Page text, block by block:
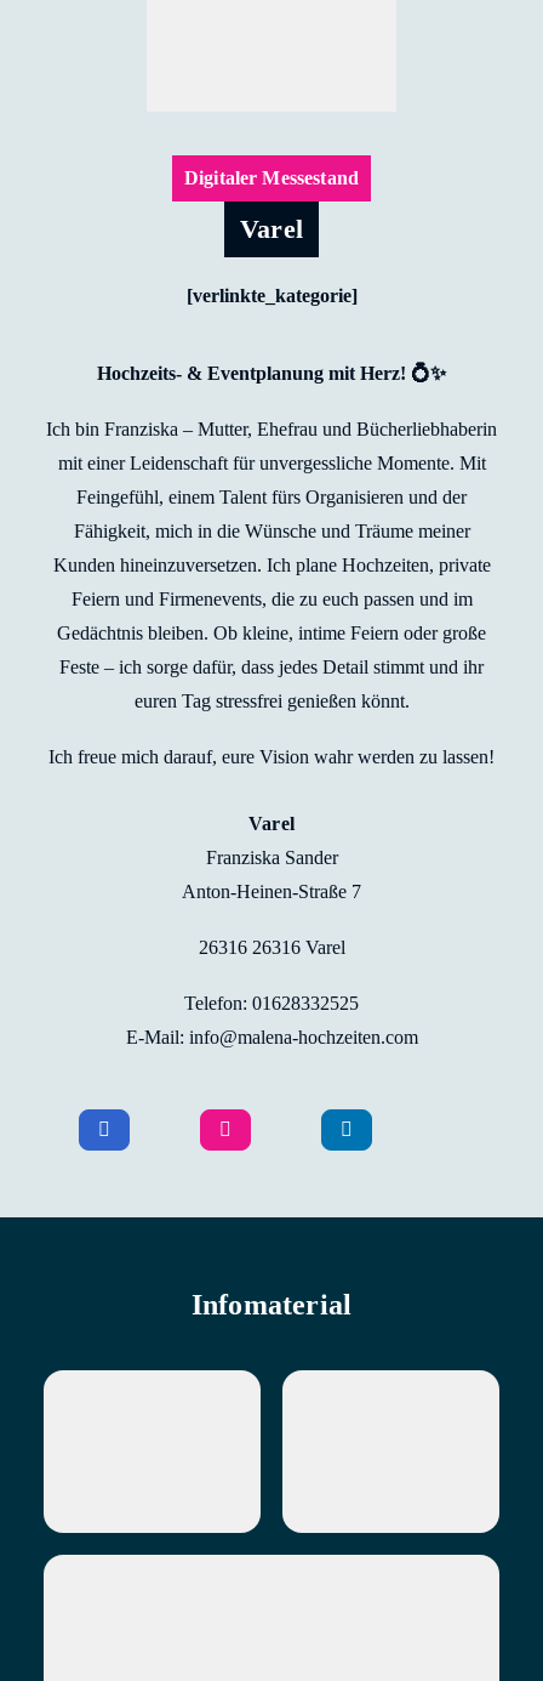
Digitaler Messestand
Varel
[verlinkte_kategorie]
Hochzeits- & Eventplanung mit Herz! 💍✨
Ich bin Franziska – Mutter, Ehefrau und Bücherliebhaberin
mit einer Leidenschaft für unvergessliche Momente. Mit
Feingefühl, einem Talent fürs Organisieren und der
Fähigkeit, mich in die Wünsche und Träume meiner
Kunden hineinzuversetzen. Ich plane Hochzeiten, private
Feiern und Firmenevents, die zu euch passen und im
Gedächtnis bleiben. Ob kleine, intime Feiern oder große
Feste – ich sorge dafür, dass jedes Detail stimmt und ihr
euren Tag stressfrei genießen könnt.
Ich freue mich darauf, eure Vision wahr werden zu lassen!
Varel
Franziska Sander
Anton-Heinen-Straße 7
26316 26316 Varel
Telefon: 01628332525
E-Mail: info@malena-hochzeiten.com
Infomaterial